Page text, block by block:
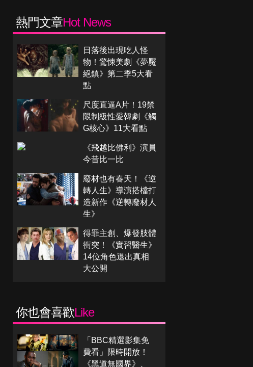
熱門文章Hot News
日落後出現吃人怪
物！驚悚美劇《夢魘
絕鎮》第二季5大看
點
尺度直逼A片！19禁
限制級性愛韓劇《觸
G核心》11大看點
《飛越比佛利》演員
今昔比一比
廢材也有春天！《逆
轉人生》導演搭檔打
造新作《逆轉廢材人
生》
得罪主創、爆發肢體
衝突！《實習醫生》
14位角色退出真相
大公開
你也會喜歡Like
「BBC精選影集免
費看」限時開放！
《黑道無國界》、